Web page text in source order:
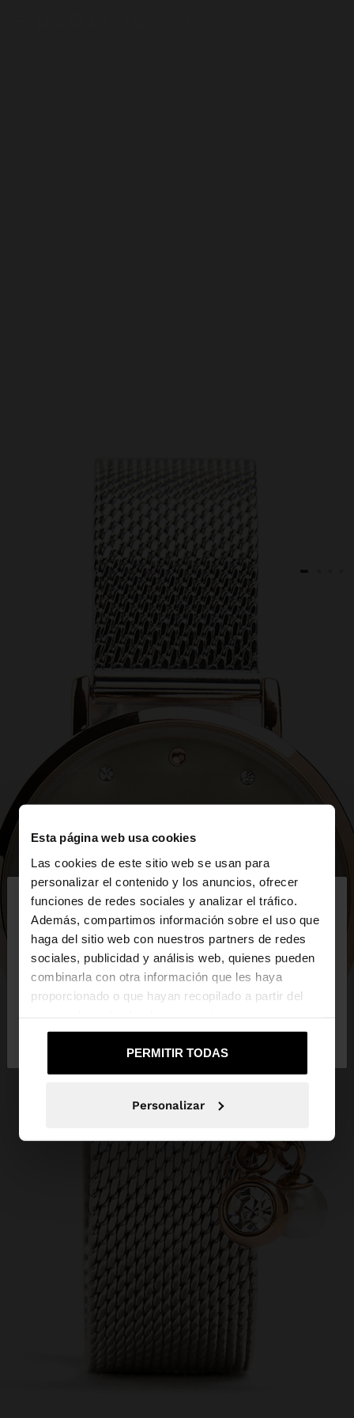
Esta página web usa cookies
Las cookies de este sitio web se usan para
personalizar el contenido y los anuncios, ofrecer
funciones de redes sociales y analizar el tráfico.
Además, compartimos información sobre el uso que
haga del sitio web con nuestros partners de redes
sociales, publicidad y análisis web, quienes pueden
combinarla con otra información que les haya
proporcionado o que hayan recopilado a partir del
PERMITIR TODAS
Personalizar
hola
Estás accediendo a la web de Mexico. ¿Quieres ir a
la web de United States?